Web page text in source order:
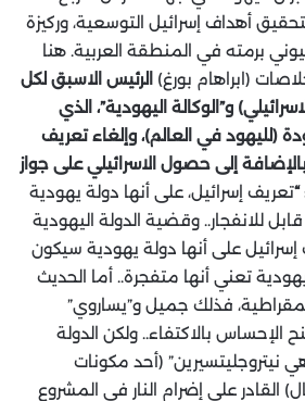
أهداف إسرائيل التوسعية، وركيزة
برمته في المنطقة العربية. هنا
(ابراهام بورغ) الرئيس الاسبق لكل
و”الوكالة اليهودية”، الذي
(لليهود في العالم)، وإلغاء تعريف
إلى حصول الاسرائيلي على جواز
تعريف إسرائيل، على أنها دولة يهودية
للانفجار.. وقضية الدولة اليهودية
على أنها دولة يهودية سيكون
يهودية تعني أنها متفجرة.. أما الحديث
فذلك جميل و”يساروي”
الإحساس بالاكتفاء.. ولكن الدولة
نيتروجليتسيرين” (أحد مكونات
القادر على إضرام النار في المشروع